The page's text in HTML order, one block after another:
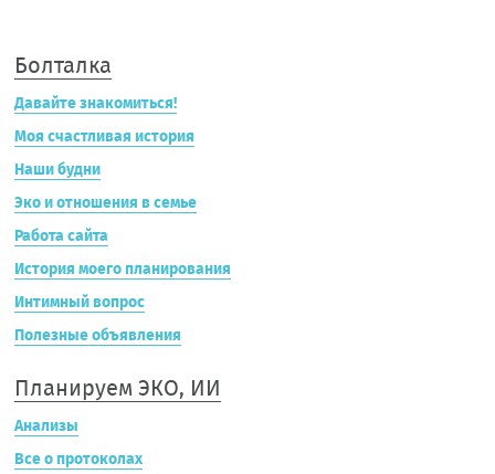
Болталка
Давайте знакомиться!
Моя счастливая история
Наши будни
Эко и отношения в семье
Работа сайта
История моего планирования
Интимный вопрос
Полезные объявления
Планируем ЭКО, ИИ
Анализы
Все о протоколах